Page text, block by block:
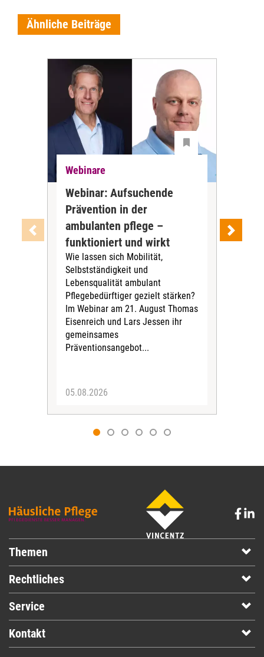
Ähnliche Beiträge
Webinare
Webinar: Aufsuchende
Prävention in der
ambulanten pflege –
funktioniert und wirkt
Wie lassen sich Mobilität,
Selbstständigkeit und
Lebensqualität ambulant
Pflegebedürftiger gezielt stärken?
Im Webinar am 21. August Thomas
Eisenreich und Lars Jessen ihr
gemeinsames
Präventionsangebot...
05.08.2026
Themen
Rechtliches
Service
Kontakt